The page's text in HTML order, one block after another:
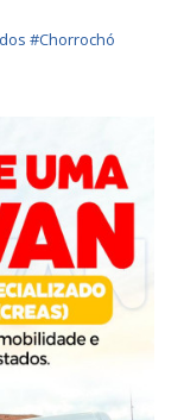
#Chorrochó